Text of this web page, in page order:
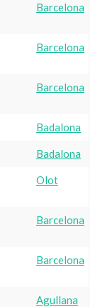
Barcelona
Barcelona
Barcelona
Badalona
Badalona
Olot
Barcelona
Barcelona
Agullana